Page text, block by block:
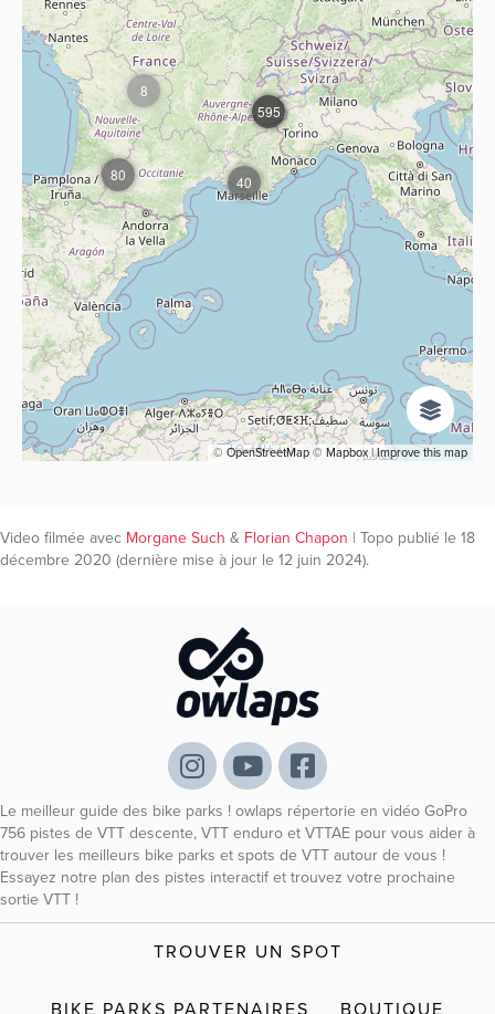
8
40
80
595
© OpenStreetMap© Mapbox|Improve this map
Video filmée avec Morgane Such & Florian Chapon | Topo publié le 18
décembre 2020 (dernière mise à jour le 12 juin 2024).
Le meilleur guide des bike parks ! owlaps répertorie en vidéo GoPro
756 pistes de VTT descente, VTT enduro et VTTAE pour vous aider à
trouver les meilleurs bike parks et spots de VTT autour de vous !
Essayez notre plan des pistes interactif et trouvez votre prochaine
sortie VTT !
TROUVER UN SPOT